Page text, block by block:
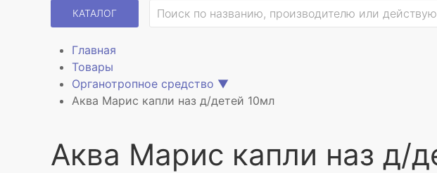
КАТАЛОГ
Главная
Товары
Органотропное средство ▼
Аква Марис капли наз д/детей 10мл
Аква Марис капли наз д/